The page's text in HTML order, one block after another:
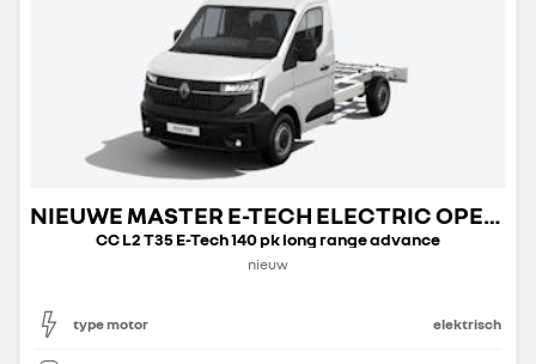
NIEUWE MASTER E-TECH ELECTRIC OPEN TRANSPORT
CC L2 T35 E-Tech 140 pk long range advance
nieuw
type motor elektrisch